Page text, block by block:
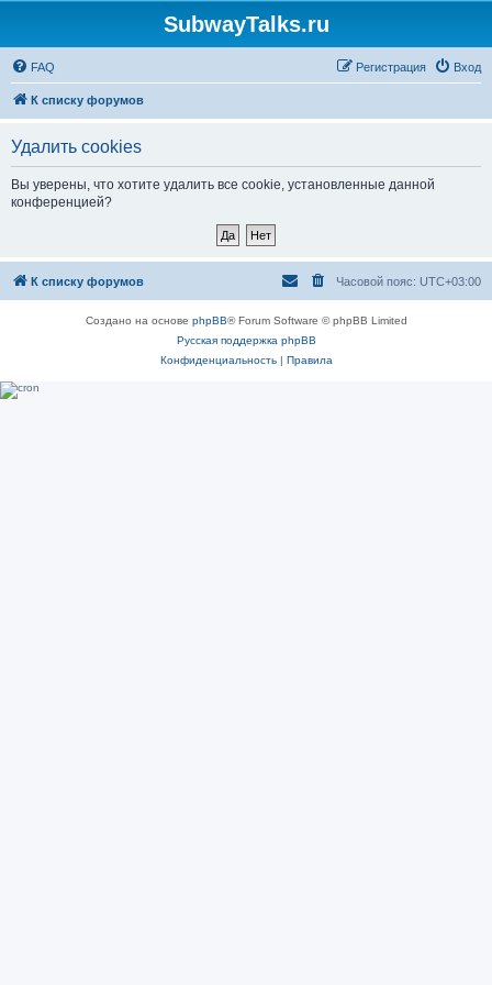
SubwayTalks.ru
FAQ Вход
Регистрация
К списку форумов
Удалить cookies
Вы уверены, что хотите удалить все cookie, установленные данной
конференцией?
К списку форумов Часовой пояс: UTC+03:00
Создано на основе phpBB® Forum Software © phpBB Limited
Русская поддержка phpBB
Конфиденциальность| Правила